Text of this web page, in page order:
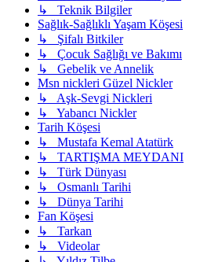
↳ Teknik Bilgiler
Sağlık-Sağlıklı Yaşam Köşesi
↳ Şifalı Bitkiler
↳ Çocuk Sağlığı ve Bakımı
↳ Gebelik ve Annelik
Msn nickleri Güzel Nickler
↳ Aşk-Sevgi Nickleri
↳ Yabancı Nickler
Tarih Köşesi
↳ Mustafa Kemal Atatürk
↳ TARTIŞMA MEYDANI
↳ Türk Dünyası
↳ Osmanlı Tarihi
↳ Dünya Tarihi
Fan Köşesi
↳ Tarkan
↳ Videolar